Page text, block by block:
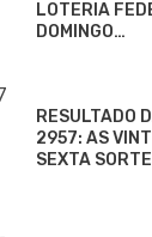
LOTERIA
DOMINGO…
RESULTADO
2957: AS
SEXTA